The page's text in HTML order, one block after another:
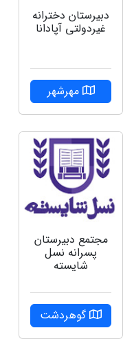
دبیرستان دخترانه
غیردولتی آپادانا
مهرشهر
مجتمع دبیرستان
پسرانه نسل
شایسته
گوهردشت